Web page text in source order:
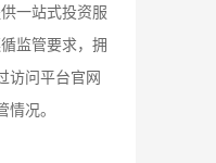
一站式投资服
监管要求，拥
访问平台官网
况。